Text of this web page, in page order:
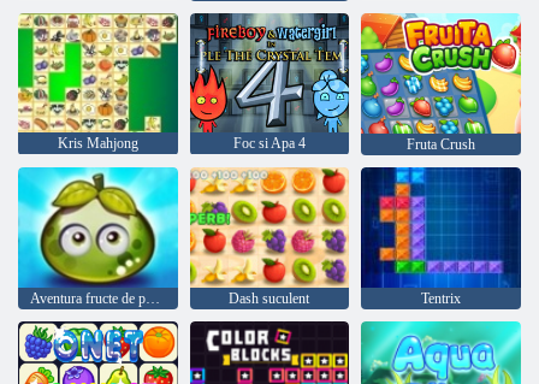
Kris Mahjong Foc si Apa 4 Fruta Crush
Aventura fructe de padure suculente Dash suculent Tentrix